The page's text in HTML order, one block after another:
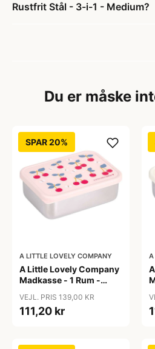
Rustfrit Stål - 3-i-1 - Medium?
Du er måske
SPAR 20%
A LITTLE LOVELY COMPANY
A Little Lovely Company
Madkasse - 1 Rum -
Cherries
VEJL. PRIS 139,00 KR
111,20 kr
A